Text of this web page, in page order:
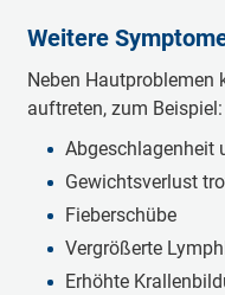
Weitere
Neben Hautproblemen
auftreten, zum Beispiel:
Abgeschlagenheit
Gewichtsverlust
Fieberschübe
Vergrößerte
Erhöhte